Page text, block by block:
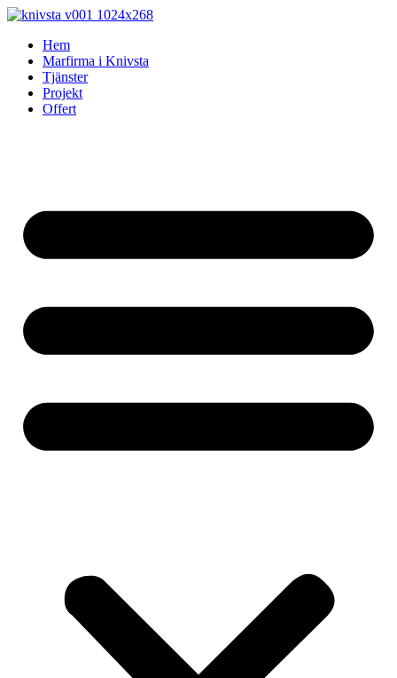
Skip
contentHem
Marfirma i Knivsta
Tjänster
Projekt
Offert